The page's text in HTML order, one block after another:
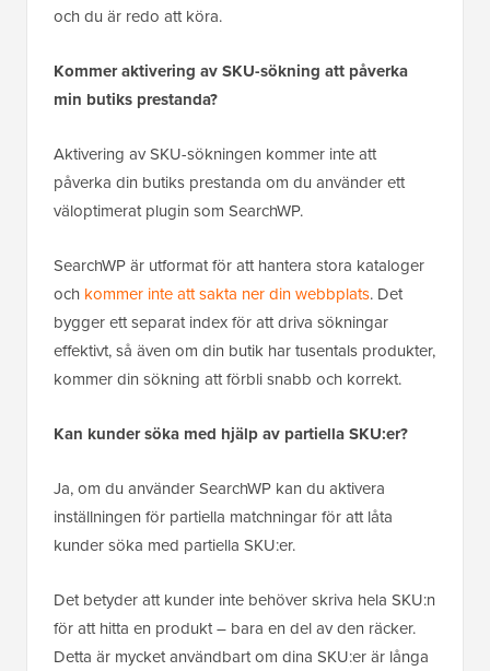
och du är redo att köra.
Kommer aktivering av SKU-sökning att påverka
min butiks prestanda?
Aktivering av SKU-sökningen kommer inte att
påverka din butiks prestanda om du använder ett
väloptimerat plugin som SearchWP.
SearchWP är utformat för att hantera stora kataloger
och kommer inte att sakta ner din webbplats. Det
bygger ett separat index för att driva sökningar
effektivt, så även om din butik har tusentals produkter,
kommer din sökning att förbli snabb och korrekt.
Kan kunder söka med hjälp av partiella SKU:er?
Ja, om du använder SearchWP kan du aktivera
inställningen för partiella matchningar för att låta
kunder söka med partiella SKU:er.
Det betyder att kunder inte behöver skriva hela SKU:n
för att hitta en produkt – bara en del av den räcker.
Detta är mycket användbart om dina SKU:er är långa